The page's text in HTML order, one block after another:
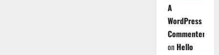
A
WordPress
Commenter
on Hello